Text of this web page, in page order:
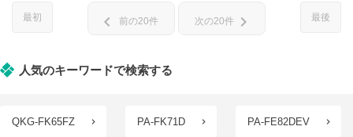
最初 最後
chevron_left 前の20件 次の20件 chevron_right
人気のキーワードで検索する
QKG-FK65FZ PA-FK71D PA-FE82DEV